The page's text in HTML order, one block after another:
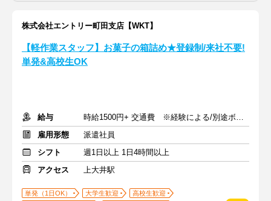
株式会社エントリー町田支店【WKT】
【軽作業スタッフ】お菓子の箱詰め★登録制/来社不要!
単発&高校生OK
給与
時給1500円+ 交通費 ※経験による/別途ボーナス支給あり
雇用形態
派遣社員
シフト
週1日以上 1日4時間以上
アクセス
上大井駅
単発（1日OK） 大学生歓迎
高校生歓迎